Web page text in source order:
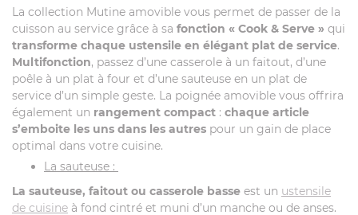
La collection Mutine amovible vous permet de passer de la
cuisson au service grâce à sa fonction « Cook & Serve » qui
transforme chaque ustensile en élégant plat de service.
Multifonction, passez d’une casserole à un faitout, d’une
poêle à un plat à four et d’une sauteuse en un plat de
service d’un simple geste. La poignée amovible vous offrira
également un rangement compact : chaque article
s’emboite les uns dans les autres pour un gain de place
optimal dans votre cuisine.
La sauteuse :
La sauteuse, faitout ou casserole basse est un ustensile
de cuisine à fond cintré et muni d’un manche ou de anses.